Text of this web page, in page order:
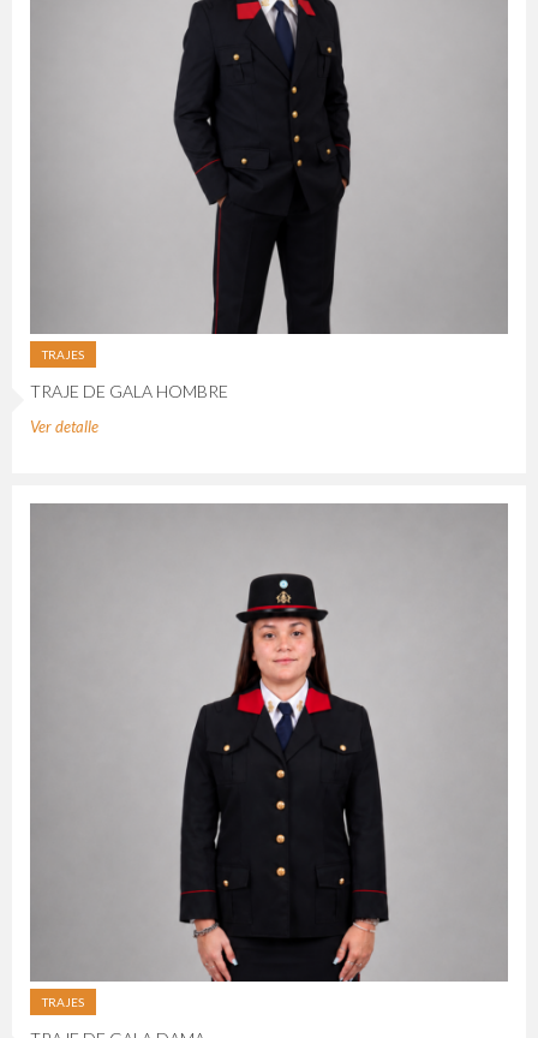
TRAJES
TRAJE DE GALA HOMBRE
Ver detalle
TRAJES